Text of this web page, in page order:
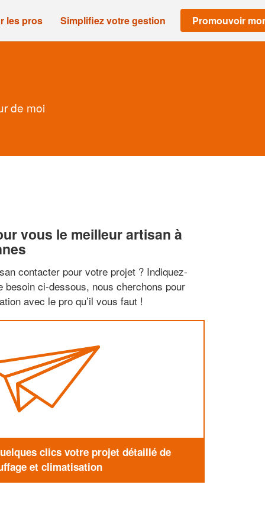
les pros Simplifiez votre gestion Promouvoir
de moi
vous le meilleur artisan à
contacter pour votre projet ? Indiquez-
besoin ci-dessous, nous cherchons pour
avec le pro qu’il vous faut !
clics votre projet détaillé de
et climatisation